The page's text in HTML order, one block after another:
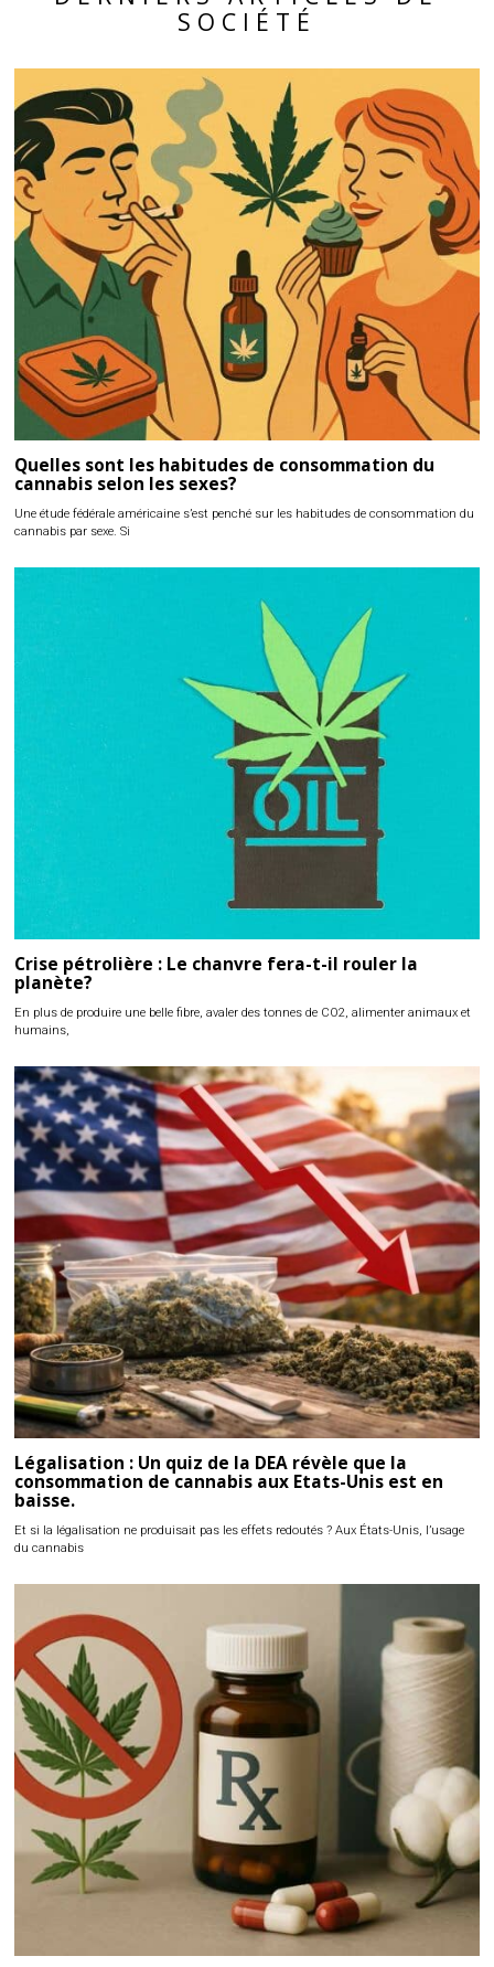
SOCIÉTÉ
Quelles sont les habitudes de consommation du
cannabis selon les sexes?
Une étude fédérale américaine s’est penché sur les habitudes de consommation du
cannabis par sexe. Si
Crise pétrolière : Le chanvre fera-t-il rouler la
planète?
En plus de produire une belle fibre, avaler des tonnes de CO2, alimenter animaux et
humains,
Légalisation : Un quiz de la DEA révèle que la
consommation de cannabis aux Etats-Unis est en
baisse.
Et si la légalisation ne produisait pas les effets redoutés ? Aux États-Unis, l’usage
du cannabis